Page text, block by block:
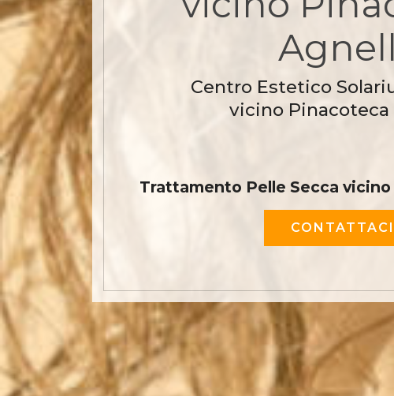
Centro Estetico
vicino Pinacoteca
Trattamento Pelle Secca
CONTATTACI